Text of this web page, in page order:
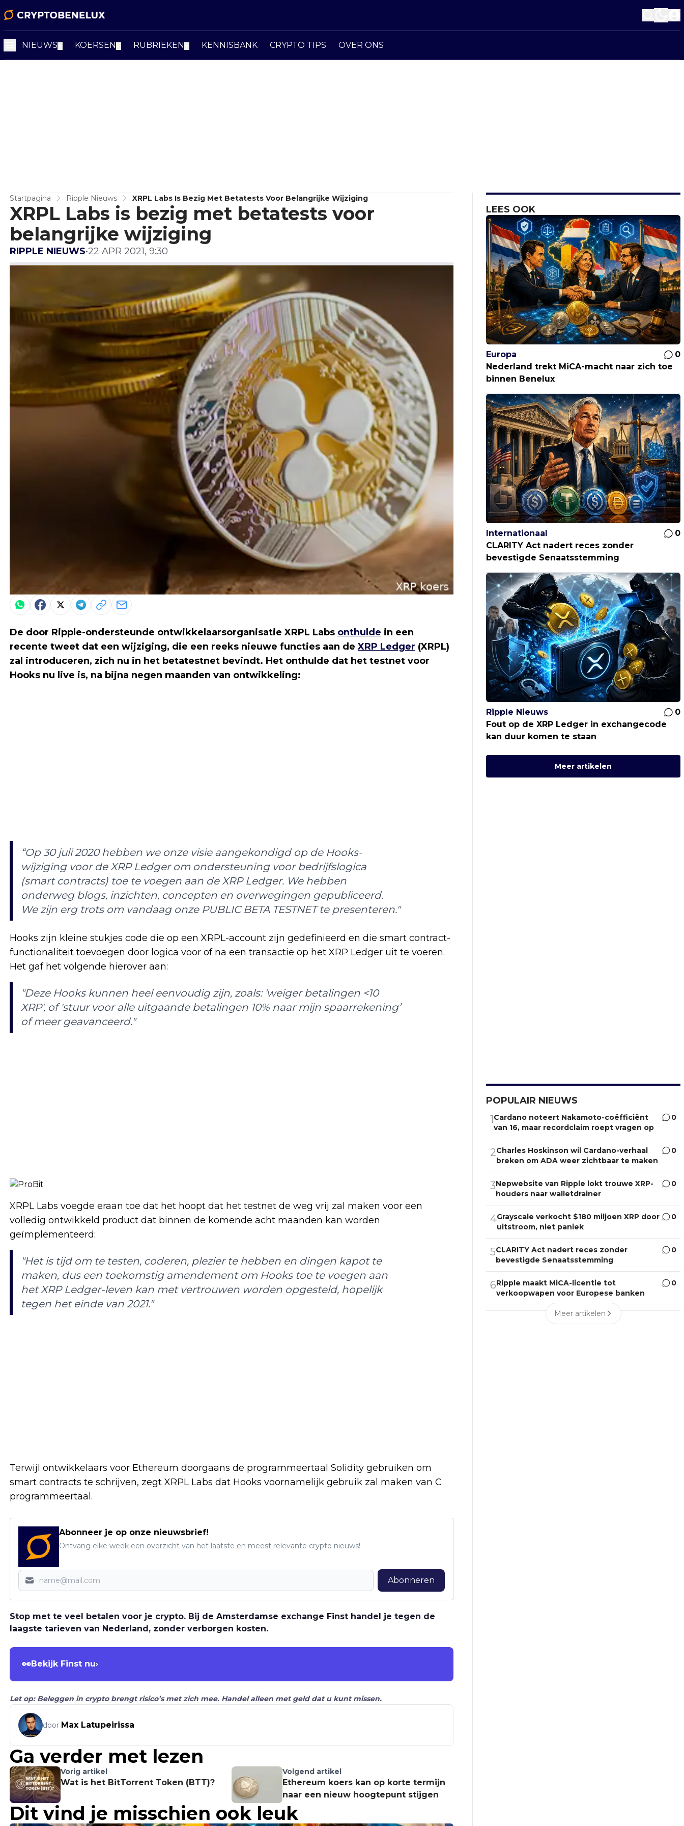
NIEUWS KOERSEN RUBRIEKEN KENNISBANK CRYPTO TIPS OVER ONS
Startpagina Ripple Nieuws XRPL Labs Is Bezig Met Betatests Voor Belangrijke Wijziging
XRPL Labs is bezig met betatests voor
belangrijke wijziging
RIPPLE NIEUWS•22 APR 2021, 9:30
De door Ripple-ondersteunde ontwikkelaarsorganisatie XRPL Labs onthulde in een
recente tweet dat een wijziging, die een reeks nieuwe functies aan deXRP Ledger (XRPL)
zal introduceren, zich nu in het betatestnet bevindt. Het onthulde dat het testnet voor
Hooks nu live is, na bijna negen maanden van ontwikkeling:
“Op 30 juli 2020 hebben we onze visie aangekondigd op de Hooks-
wijziging voor de XRP Ledger om ondersteuning voor bedrijfslogica
(smart contracts) toe te voegen aan de XRP Ledger. We hebben
onderweg blogs, inzichten, concepten en overwegingen gepubliceerd.
We zijn erg trots om vandaag onze PUBLIC BETA TESTNET te presenteren."
Hooks zijn kleine stukjes code die op een XRPL-account zijn gedefinieerd en die smart contract-
functionaliteit toevoegen door logica voor of na een transactie op het XRP Ledger uit te voeren.
Het gaf het volgende hierover aan:
"Deze Hooks kunnen heel eenvoudig zijn, zoals: 'weiger betalingen <10
XRP', of 'stuur voor alle uitgaande betalingen 10% naar mijn spaarrekening’
of meer geavanceerd."
XRPL Labs voegde eraan toe dat het hoopt dat het testnet de weg vrij zal maken voor een
volledig ontwikkeld product dat binnen de komende acht maanden kan worden
geïmplementeerd:
"Het is tijd om te testen, coderen, plezier te hebben en dingen kapot te
maken, dus een toekomstig amendement om Hooks toe te voegen aan
het XRP Ledger-leven kan met vertrouwen worden opgesteld, hopelijk
tegen het einde van 2021."
Terwijl ontwikkelaars voor Ethereum doorgaans de programmeertaal Solidity gebruiken om
smart contracts te schrijven, zegt XRPL Labs dat Hooks voornamelijk gebruik zal maken van C
programmeertaal.
Abonneer je op onze nieuwsbrief!
Ontvang elke week een overzicht van het laatste en meest relevante crypto nieuws!
Abonneren
Stop met te veel betalen voor je crypto. Bij de Amsterdamse exchange Finst handel je tegen de
laagste tarieven van Nederland, zonder verborgen kosten.
👀Bekijk Finst nu›
Let op: Beleggen in crypto brengt risico’s met zich mee. Handel alleen met geld dat u kunt missen.
door Max Latupeirissa
Ga verder met lezen
Vorig artikel
Wat is het BitTorrent Token (BTT)?
Volgend artikel
Ethereum koers kan op korte termijn
naar een nieuw hoogtepunt stijgen
Dit vind je misschien ook leuk
LEES OOK
Europa
0
Nederland trekt MiCA-macht naar zich toe
binnen Benelux
Internationaal
0
CLARITY Act nadert reces zonder
bevestigde Senaatsstemming
Ripple Nieuws
0
Fout op de XRP Ledger in exchangecode
kan duur komen te staan
Meer artikelen
POPULAIR NIEUWS
1Cardano noteert Nakamoto-coëfficiënt
van 16, maar recordclaim roept vragen op
0
2Charles Hoskinson wil Cardano-verhaal
breken om ADA weer zichtbaar te maken
0
3Nepwebsite van Ripple lokt trouwe XRP-
houders naar walletdrainer
0
4Grayscale verkocht $180 miljoen XRP door
uitstroom, niet paniek
0
5CLARITY Act nadert reces zonder
bevestigde Senaatsstemming
0
6Ripple maakt MiCA-licentie tot
verkoopwapen voor Europese banken
0
Meer artikelen